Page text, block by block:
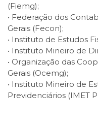
(Fiemg);
• Federação dos
Gerais (Fecon);
• Instituto de Estudos
• Instituto Mineiro de
• Organização das
Gerais (Ocemg);
• Instituto Mineiro de
Previdenciários (IMET